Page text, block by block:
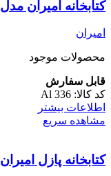
کتابخانه امیران مدل Amiran AL 336
امیران
محصولات موجود
قابل سفارش
کد کالا: Al 336
اطلاعات بیشتر
مشاهده سریع
کتابخانه پازل امیران Amiran AL 328